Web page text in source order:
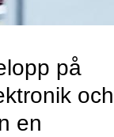
på
och
en